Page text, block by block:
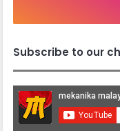
Subscribe to our